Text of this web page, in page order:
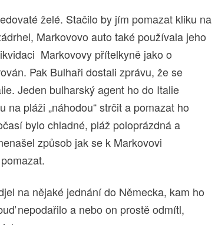
želé. Stačilo by jím pomazat kliku na
Markovovo auto také používala jeho
Markovovy přítelkyně jako o
Pak Bulhaři dostali zprávu, že se
Jeden bulharský agent ho do Italie
pláži „náhodou“ strčit a pomazat ho
bylo chladné, pláž poloprázdná a
způsob jak se k Markovovi
na nějaké jednání do Německa, kam ho
nepodařilo a nebo on prostě odmítl,